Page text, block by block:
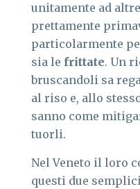
unitamente ad
prettamente
particolarmente
sia le frittate. Un
bruscandoli sa
al riso e, allo
sanno come
tuorli.
Nel Veneto il loro
questi due